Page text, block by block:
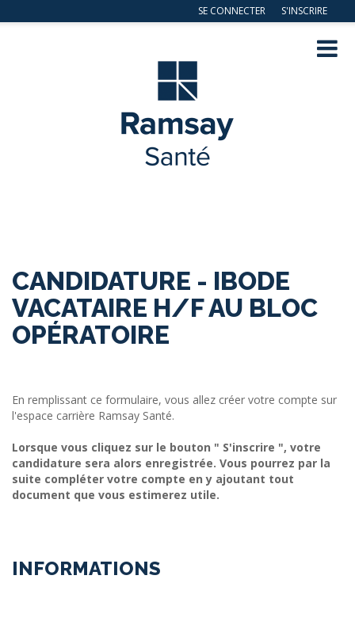
SE CONNECTER S'INSCRIRE
Navig
CANDIDATURE - IBODE
VACATAIRE H/F AU BLOC
OPÉRATOIRE
En remplissant ce formulaire, vous allez créer votre compte sur
l'espace carrière Ramsay Santé.
Lorsque vous cliquez sur le bouton " S'inscrire ", votre
candidature sera alors enregistrée. Vous pourrez par la
suite compléter votre compte en y ajoutant tout
document que vous estimerez utile.
INFORMATIONS